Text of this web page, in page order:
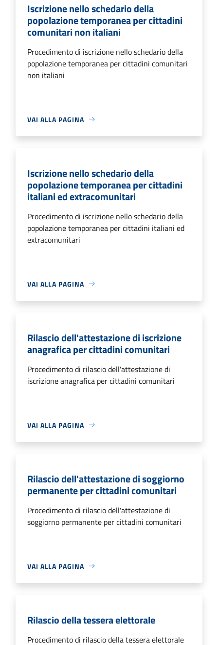
Iscrizione nello schedario della
popolazione temporanea per cittadini
comunitari non italiani
Procedimento di iscrizione nello schedario della
popolazione temporanea per cittadini comunitari
non italiani
VAI ALLA PAGINA
Iscrizione nello schedario della
popolazione temporanea per cittadini
italiani ed extracomunitari
Procedimento di iscrizione nello schedario della
popolazione temporanea per cittadini italiani ed
extracomunitari
VAI ALLA PAGINA
Rilascio dell'attestazione di iscrizione
anagrafica per cittadini comunitari
Procedimento di rilascio dell'attestazione di
iscrizione anagrafica per cittadini comunitari
VAI ALLA PAGINA
Rilascio dell'attestazione di soggiorno
permanente per cittadini comunitari
Procedimento di rilascio dell'attestazione di
soggiorno permanente per cittadini comunitari
VAI ALLA PAGINA
Rilascio della tessera elettorale
Procedimento di rilascio della tessera elettorale